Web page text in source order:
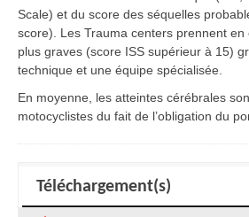
Scale) et du score des séquelles
score). Les Trauma centers prennent
plus graves (score ISS supérieur à 15)
technique et une équipe spécialisée.
En moyenne, les atteintes cérébrales
motocyclistes du fait de l’obligation du
Téléchargement(s)